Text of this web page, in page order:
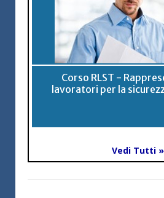
Corso RLST -
lavoratori per la
Vedi Tutti »